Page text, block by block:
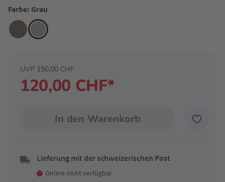
Farbe: Grau
120,00 CHF*
UVP 150,00 CHF
In den Warenkorb
Lieferung mit der schweizerischen Post
Online nicht verfügbar